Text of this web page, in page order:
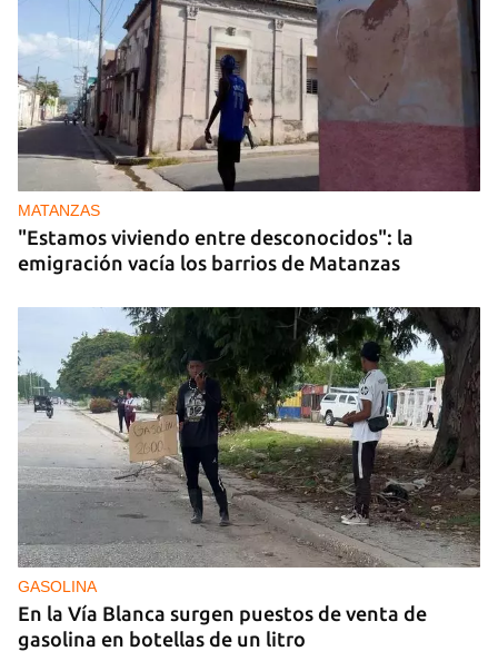
MATANZAS
"Estamos viviendo entre desconocidos": la
emigración vacía los barrios de Matanzas
GASOLINA
En la Vía Blanca surgen puestos de venta de
gasolina en botellas de un litro